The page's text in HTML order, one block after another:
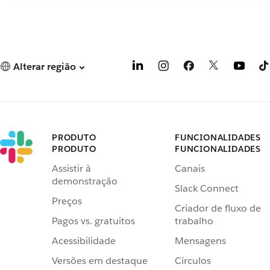
Alterar região
PRODUTO
PRODUTO
Assistir à
demonstração
Preços
Pagos vs. gratuitos
Acessibilidade
Versões em destaque
FUNCIONALIDADES
FUNCIONALIDADES
Canais
Slack Connect
Criador de fluxo de
trabalho
Mensagens
Círculos